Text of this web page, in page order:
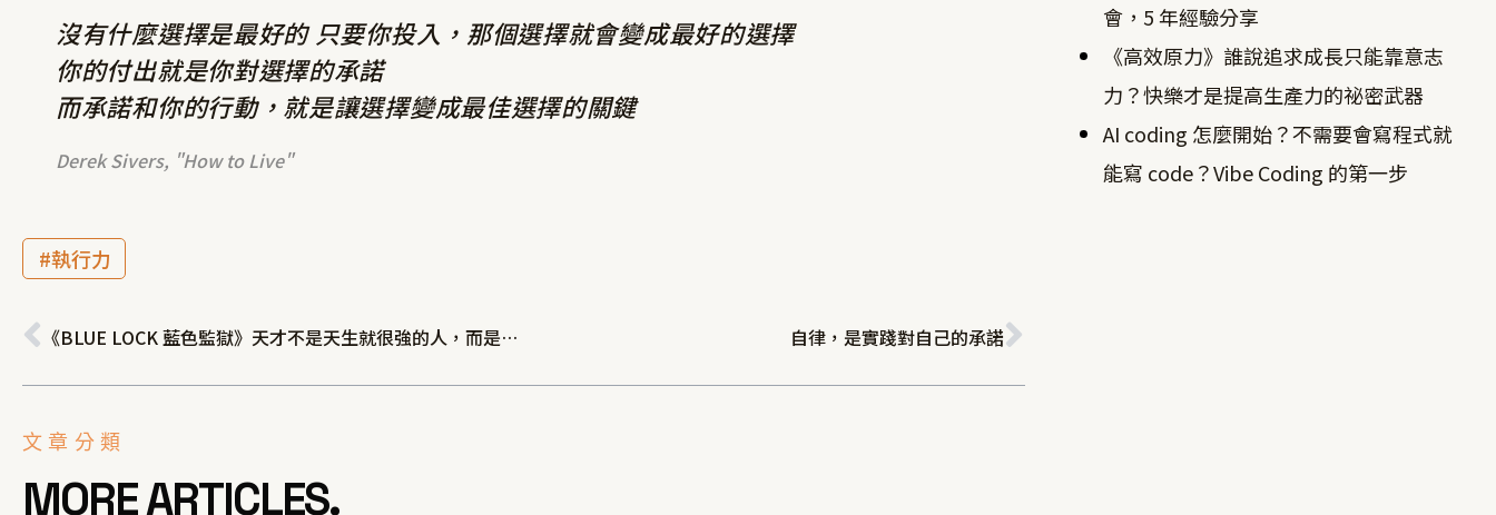
沒有什麼選擇是最好的 只要你投入，那個選擇就會變成最好的選擇
你的付出就是你對選擇的承諾
而承諾和你的行動，就是讓選擇變成最佳選擇的關鍵
Derek Sivers, "How to Live"
執行力
上一頁 《BLUE LOCK 藍色監獄》天才不是天生就很強的人，而是「願意破壞自己的人」 自律，是實踐對自己的承諾下一篇
文章分類
MORE ARTICLES.
會，5 年經驗分享
《高效原力》誰說追求成長只能靠意志
力？快樂才是提高生產力的祕密武器
AI coding 怎麼開始？不需要會寫程式就
能寫 code？Vibe Coding 的第一步